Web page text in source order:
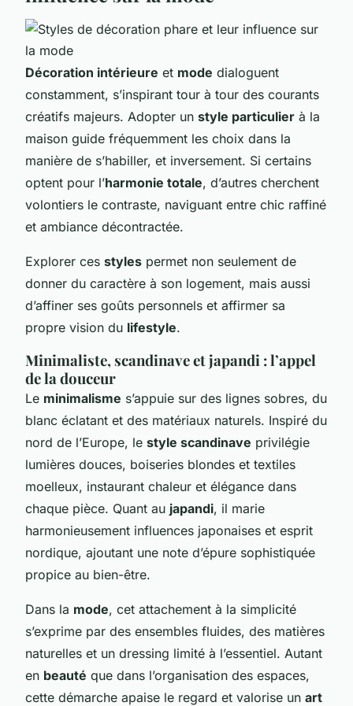
Décoration intérieure et mode dialoguent
constamment, s’inspirant tour à tour des courants
créatifs majeurs. Adopter un style particulier à la
maison guide fréquemment les choix dans la
manière de s’habiller, et inversement. Si certains
optent pour l’harmonie totale, d’autres cherchent
volontiers le contraste, naviguant entre chic raffiné
et ambiance décontractée.
Explorer ces styles permet non seulement de
donner du caractère à son logement, mais aussi
d’affiner ses goûts personnels et affirmer sa
propre vision du lifestyle.
Minimaliste, scandinave et japandi : l’appel
de la douceur
Le minimalisme s’appuie sur des lignes sobres, du
blanc éclatant et des matériaux naturels. Inspiré du
nord de l’Europe, le style scandinave privilégie
lumières douces, boiseries blondes et textiles
moelleux, instaurant chaleur et élégance dans
chaque pièce. Quant au japandi, il marie
harmonieusement influences japonaises et esprit
nordique, ajoutant une note d’épure sophistiquée
propice au bien-être.
Dans la mode, cet attachement à la simplicité
s’exprime par des ensembles fluides, des matières
naturelles et un dressing limité à l’essentiel. Autant
en beauté que dans l’organisation des espaces,
cette démarche apaise le regard et valorise un art